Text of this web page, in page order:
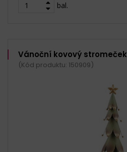
bal.
Vánoční kovový stromeček
(Kód produktu: 150909)